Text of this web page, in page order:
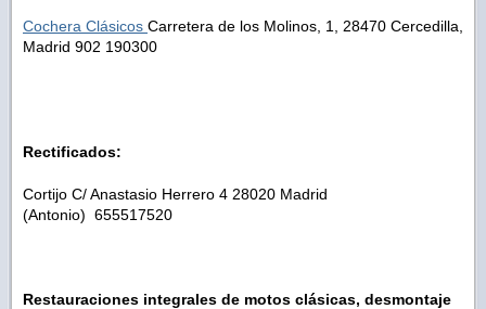
Cochera Clásicos Carretera de los Molinos, 1, 28470 Cercedilla,
Madrid 902 190300
Rectificados:
Cortijo C/ Anastasio Herrero 4 28020 Madrid
(Antonio) 655517520
Restauraciones integrales de motos clásicas, desmontaje